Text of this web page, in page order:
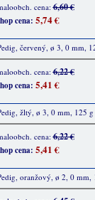
cena:6,60 €
cena: 5,74 €
červený, ø 3, 0 mm,
cena:6,22 €
cena: 5,41 €
žltý, ø 3, 0 mm, 125 g
cena:6,22 €
cena: 5,41 €
oranžový, ø 2, 0 mm,